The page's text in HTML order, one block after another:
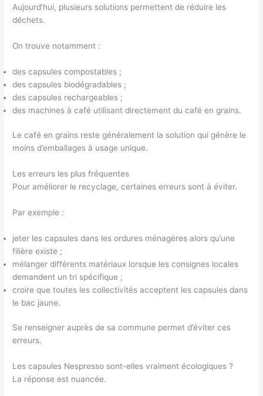
Aujourd’hui, plusieurs solutions permettent de réduire les
déchets.
On trouve notamment :
des capsules compostables ;
des capsules biodégradables ;
des capsules rechargeables ;
des machines à café utilisant directement du café en grains.
Le café en grains reste généralement la solution qui génère le
moins d’emballages à usage unique.
Les erreurs les plus fréquentes
Pour améliorer le recyclage, certaines erreurs sont à éviter.
Par exemple :
jeter les capsules dans les ordures ménagères alors qu’une
filière existe ;
mélanger différents matériaux lorsque les consignes locales
demandent un tri spécifique ;
croire que toutes les collectivités acceptent les capsules dans
le bac jaune.
Se renseigner auprès de sa commune permet d’éviter ces
erreurs.
Les capsules Nespresso sont-elles vraiment écologiques ?
La réponse est nuancée.